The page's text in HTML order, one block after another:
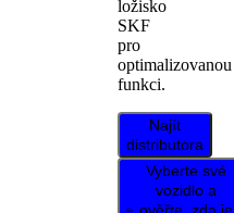
ložisko
SKF
pro
optimalizovanou
funkci.
Najít
distributora
Vyberte své
vozidlo a